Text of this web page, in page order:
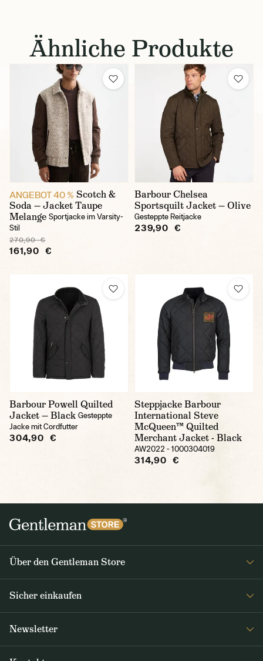
Ähnliche Produkte
ANGEBOT 40 % Scotch &
Soda — Jacket Taupe
Melange Sportjacke im Varsity-
Stil
270,90 €
161,90 €
Barbour Chelsea
Sportsquilt Jacket — Olive
Gesteppte Reitjacke
239,90 €
Barbour Powell Quilted
Jacket — Black Gesteppte
Jacke mit Cordfutter
304,90 €
Steppjacke Barbour
International Steve
McQueen™ Quilted
Merchant Jacket - Black
AW2022 - 1000304019
314,90 €
Über den Gentleman Store
Journal
Sicher einkaufen
AGB / Datenschutz
Newsletter